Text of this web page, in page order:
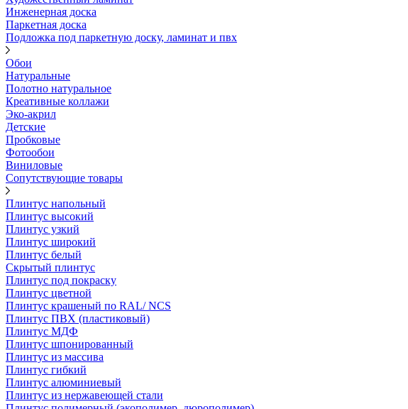
Инженерная доска
Паркетная доска
Подложка под паркетную доску, ламинат и пвх
Обои
Натуральные
Полотно натуральное
Креативные коллажи
Эко-акрил
Детские
Пробковые
Фотообои
Виниловые
Сопутствующие товары
Плинтус напольный
Плинтус высокий
Плинтус узкий
Плинтус широкий
Плинтус белый
Скрытый плинтус
Плинтус под покраску
Плинтус цветной
Плинтус крашеный по RAL/ NCS
Плинтус ПВХ (пластиковый)
Плинтус МДФ
Плинтус шпонированный
Плинтус из массива
Плинтус гибкий
Плинтус алюминиевый
Плинтус из нержавеющей стали